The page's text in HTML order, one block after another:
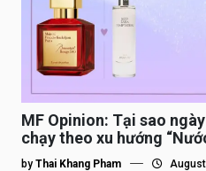
MF Opinion: Tại sao
chạy theo xu hướng
by Thai Khang Pham